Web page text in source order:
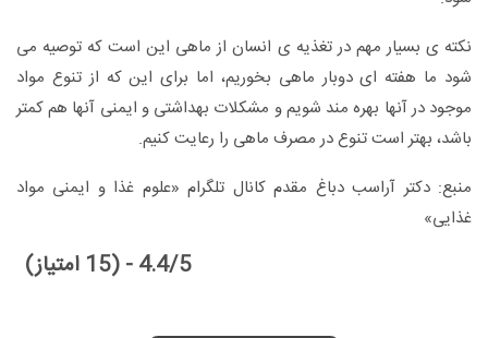
نکته ی بسیار مهم در تغذیه ی انسان از ماهی این است که توصیه می
شود ما هفته ای دوبار ماهی بخوریم، اما برای این که از تنوع مواد
موجود در آنها بهره مند شویم و مشکلات بهداشتی و ایمنی آنها هم کمتر
باشد، بهتر است تنوع در مصرف ماهی را رعایت کنیم.
منبع: دکتر آراسب دباغ مقدم کانال تلگرام «علوم غذا و ایمنی مواد
غذایی»
4.4/5 - (15 امتیاز)